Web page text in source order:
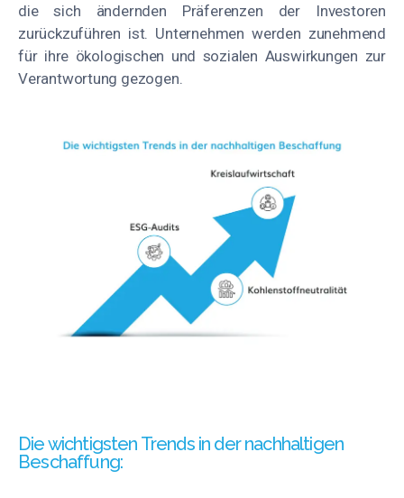
die sich ändernden Präferenzen der Investoren
zurückzuführen ist. Unternehmen werden zunehmend
für ihre ökologischen und sozialen Auswirkungen zur
Verantwortung gezogen.
Die wichtigsten Trends in der nachhaltigen
Beschaffung: